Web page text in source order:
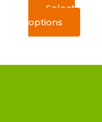
Select
options